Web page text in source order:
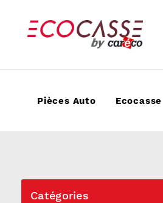
Pièces Auto Ecocasse
Catégories